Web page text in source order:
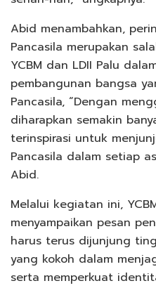
Abid menambahkan,
Pancasila merupakan
YCBM dan LDII Palu
pembangunan bangsa
Pancasila, “Dengan
diharapkan semakin
terinspirasi untuk
Pancasila dalam setiap
Abid.
Melalui kegiatan ini,
menyampaikan pesan
harus terus dijunjung
yang kokoh dalam
serta memperkuat